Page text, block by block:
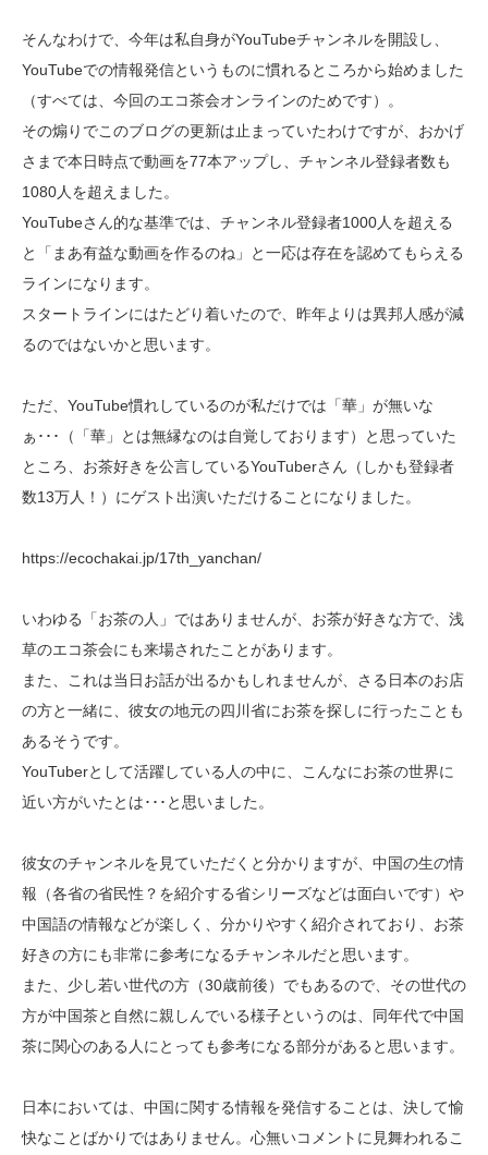
そんなわけで、今年は私自身がYouTubeチャンネルを開設し、
YouTubeでの情報発信というものに慣れるところから始めました
（すべては、今回のエコ茶会オンラインのためです）。
その煽りでこのブログの更新は止まっていたわけですが、おかげ
さまで本日時点で動画を77本アップし、チャンネル登録者数も
1080人を超えました。
YouTubeさん的な基準では、チャンネル登録者1000人を超える
と「まあ有益な動画を作るのね」と一応は存在を認めてもらえる
ラインになります。
スタートラインにはたどり着いたので、昨年よりは異邦人感が減
るのではないかと思います。
ただ、YouTube慣れしているのが私だけでは「華」が無いな
ぁ･･･（「華」とは無縁なのは自覚しております）と思っていた
ところ、お茶好きを公言しているYouTuberさん（しかも登録者
数13万人！）にゲスト出演いただけることになりました。
https://ecochakai.jp/17th_yanchan/
いわゆる「お茶の人」ではありませんが、お茶が好きな方で、浅
草のエコ茶会にも来場されたことがあります。
また、これは当日お話が出るかもしれませんが、さる日本のお店
の方と一緒に、彼女の地元の四川省にお茶を探しに行ったことも
あるそうです。
YouTuberとして活躍している人の中に、こんなにお茶の世界に
近い方がいたとは･･･と思いました。
彼女のチャンネルを見ていただくと分かりますが、中国の生の情
報（各省の省民性？を紹介する省シリーズなどは面白いです）や
中国語の情報などが楽しく、分かりやすく紹介されており、お茶
好きの方にも非常に参考になるチャンネルだと思います。
また、少し若い世代の方（30歳前後）でもあるので、その世代の
方が中国茶と自然に親しんでいる様子というのは、同年代で中国
茶に関心のある人にとっても参考になる部分があると思います。
日本においては、中国に関する情報を発信することは、決して愉
快なことばかりではありません。心無いコメントに見舞われるこ